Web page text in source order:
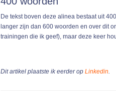
De tekst boven deze alinea bestaat uit
langer zijn dan 600 woorden en over dit
trainingen die ik geef), maar deze keer
Dit artikel plaatste ik eerder op Linkedin.